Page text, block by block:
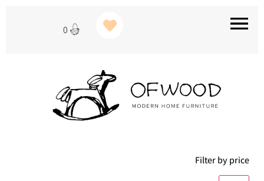
0
Filter by price